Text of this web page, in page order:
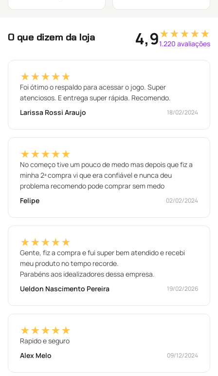
O que dizem da loja 4,9★★★★★
1.220 avaliações
★★★★★
Foi ótimo o respaldo para acessar o jogo. Super
atenciosos. E entrega super rápida. Recomendo.
Larissa Rossi Araujo
18/02/2024
★★★★★
No começo tive um pouco de medo mas depois que fiz a
minha 2ª compra vi que era confiável e nunca deu
problema recomendo pode comprar sem medo
Felipe
02/02/2024
★★★★★
Gente, fiz a compra e fui super bem atendido e recebi
meu produto no tempo recorde.
Parabéns aos idealizadores dessa empresa.
Ueldon Nascimento Pereira
19/02/2026
★★★★★
Rapido e seguro
Alex Melo
09/12/2024